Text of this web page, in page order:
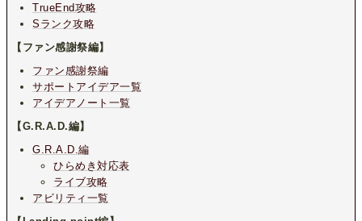
TrueEnd攻略
Sランク攻略
【ファン感謝祭編】
ファン感謝祭編
サポートアイデア一覧
アイデアノート一覧
【G.R.A.D.編】
G.R.A.D.編
ひらめき対応表
ライブ攻略
アビリティ一覧